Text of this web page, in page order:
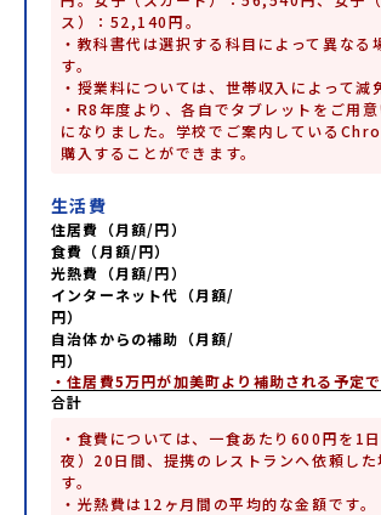
ス）：52,140円。
・教科書代は選択する科目によって異なる
す。
・授業料については、世帯収入によって減
・R8年度より、各自でタブレットをご用
になりました。学校でご案内している
購入することができます。
生活費
住居費（月額/円）
食費（月額/円）
光熱費（月額/円）
インターネット代（月額/
円）
自治体からの補助（月額/
円）
・住居費5万円が加美町より補助される予定で
合計
・食費については、一食あたり600円を1
夜）20日間、提携のレストランへ依頼した
す。
・光熱費は12ヶ月間の平均的な金額です。